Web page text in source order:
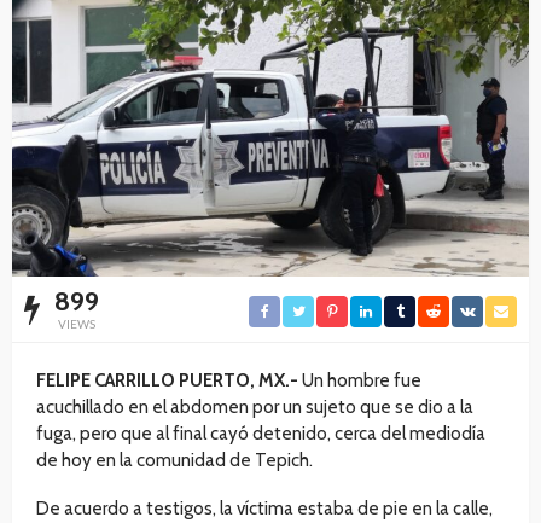
899
VIEWS
FELIPE CARRILLO PUERTO, MX.- Un hombre fue
acuchillado en el abdomen por un sujeto que se dio a la
fuga, pero que al final cayó detenido, cerca del mediodía
de hoy en la comunidad de Tepich.
De acuerdo a testigos, la víctima estaba de pie en la calle,